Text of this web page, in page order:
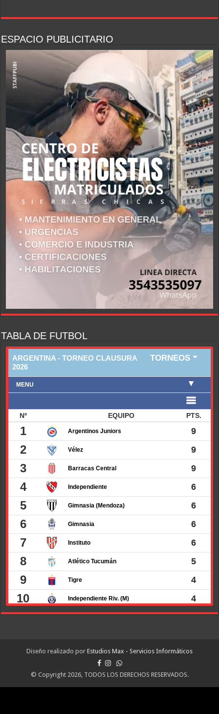
ESPACIO PUBLICITARIO
TABLA DE FUTBOL
Diseño realizado por Estudios Max - Servicios Informáticos
© Copyright 2026, TODOS LOS DERECHOS RESERVADOS.